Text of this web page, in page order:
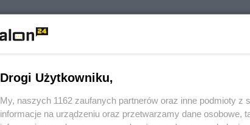
Drogi Użytkowniku,
My, naszych 1162 zaufanych partnerów oraz inne podmioty
informacje na urządzeniu oraz przetwarzamy dane osobowe,